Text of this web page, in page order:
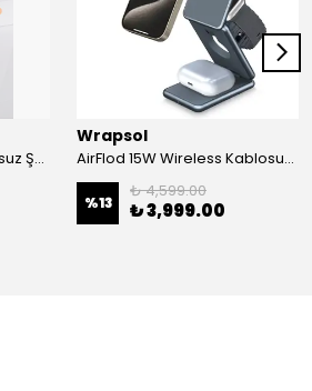
15W Hızlı Wireless Kablosuz Şarj Standı 4 in 1 Masaüstü İstasyon -iPhone-android-watch-airpods Uyumlu
Wrapsol
AirFlod 15W Wireless Kablosuz Şarj Standı Alüminyum Katlanabilir 3in1 iPhone-android-watch-airpods
%13
₺ 4,599.00
₺ 3,999.00